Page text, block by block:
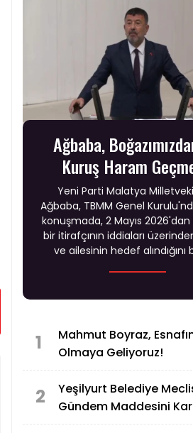
Ağbaba,
Kuruş Haram
Yeni Parti Malatya
Ağbaba, TBMM Genel
konuşmada, 2 Mayıs
bir itirafçının iddiaları
ve ailesinin hedef alındığını
1
Mahmut Boyraz,
Olmaya Geliyoruz!
2
Yeşilyurt Belediye
Gündem Maddesini